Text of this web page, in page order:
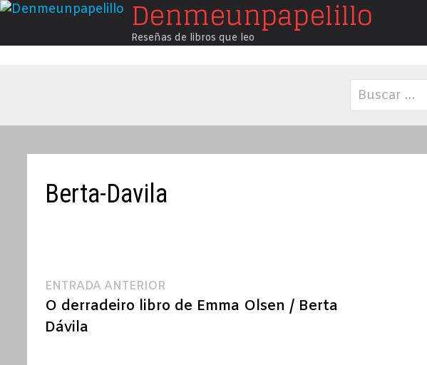
Saltar
contenido
Denmeunpapelillo
Reseñas de libros que leo
Buscar:
Berta-Davila
Navegación
de
ENTRADA ANTERIOR
anterior:
O derradeiro libro de Emma Olsen / Berta
Dávila